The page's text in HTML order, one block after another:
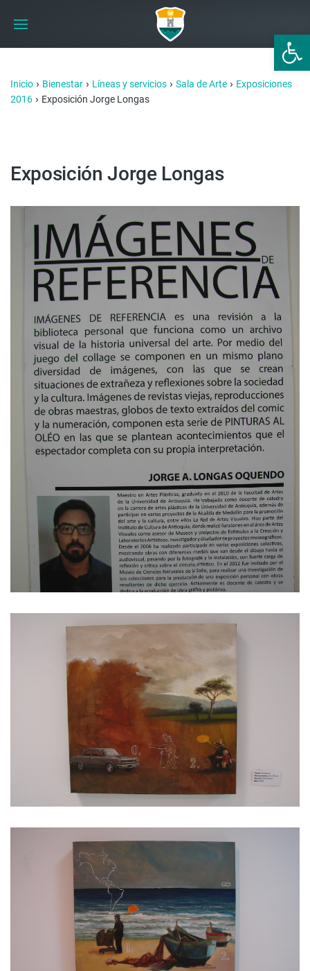
Abrir
Inicio › Bienestar › Líneas y servicios › Sala de Arte › Exposiciones
2016 › Exposición Jorge Longas
Exposición Jorge Longas